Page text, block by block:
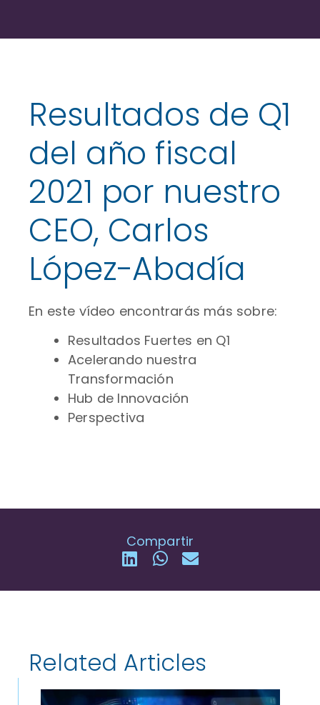
Resultados de Q1
del año fiscal
2021 por nuestro
CEO, Carlos
López-Abadía
En este vídeo encontrarás más sobre:
Resultados Fuertes en Q1
Acelerando nuestra
Transformación
Hub de Innovación
Perspectiva
Compartir
Related Articles